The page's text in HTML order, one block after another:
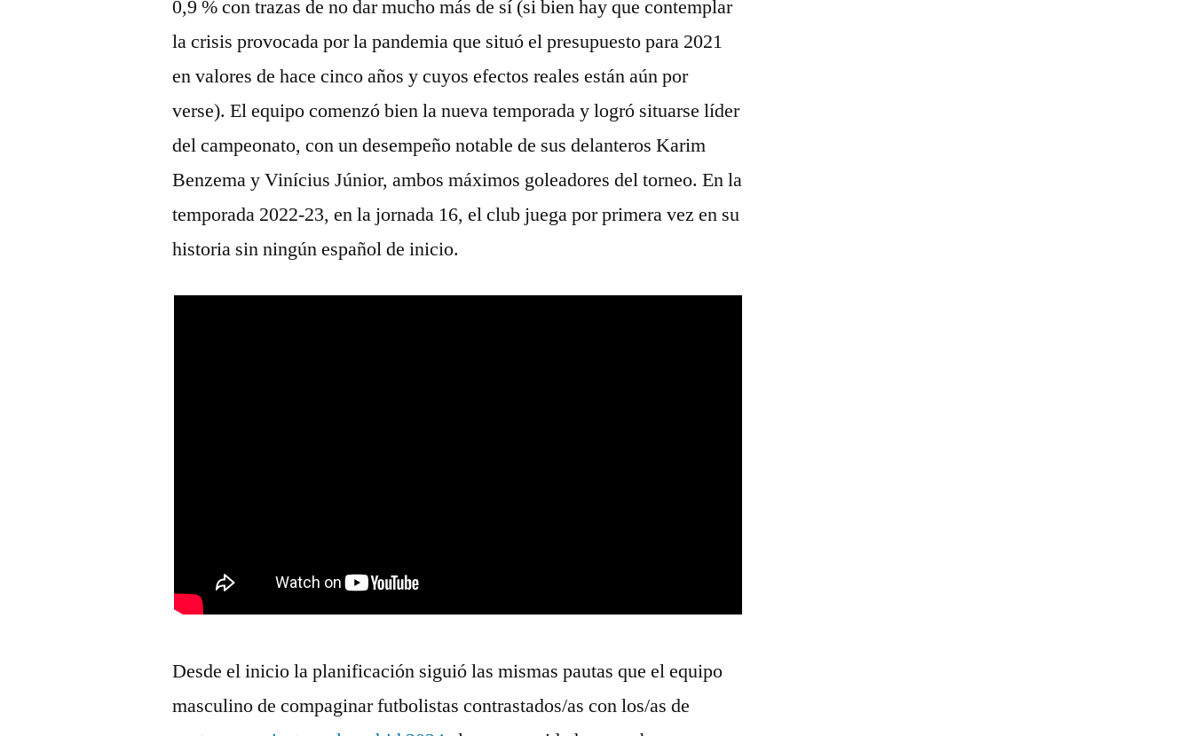
0,9 % con trazas de no dar mucho más de sí (si bien hay que contemplar
la crisis provocada por la pandemia que situó el presupuesto para 2021
en valores de hace cinco años y cuyos efectos reales están aún por
verse). El equipo comenzó bien la nueva temporada y logró situarse líder
del campeonato, con un desempeño notable de sus delanteros Karim
Benzema y Vinícius Júnior, ambos máximos goleadores del torneo. En la
temporada 2022-23, en la jornada 16, el club juega por primera vez en su
historia sin ningún español de inicio.
Desde el inicio la planificación siguió las mismas pautas que el equipo
masculino de compaginar futbolistas contrastados/as con los/as de